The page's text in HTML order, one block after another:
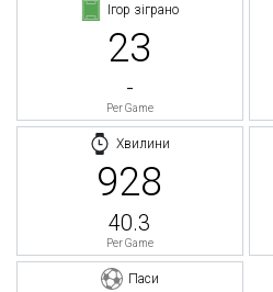
Ігор зіграно
23
-
Per Game
Хвилини
928
40.3
Per Game
Паси